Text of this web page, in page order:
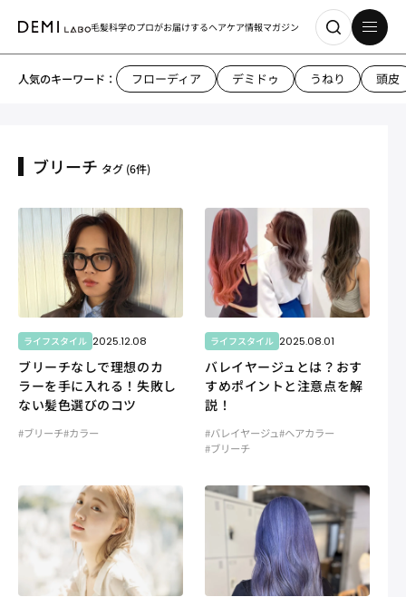
毛髪科学のプロがお届けするヘアケア情報マガジン
人気のキーワード： フローディア デミドゥ うねり 頭皮
ブリーチ タグ (6件)
ライフスタイル 2025.12.08
ブリーチなしで理想のカ
ラーを手に入れる！失敗し
ない髪色選びのコツ
#ブリーチ#カラー
ライフスタイル 2025.08.01
バレイヤージュとは？おす
すめポイントと注意点を解
説！
#バレイヤージュ#ヘアカラー
#ブリーチ